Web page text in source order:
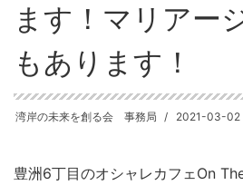
ます！マリアー
もあります！
湾岸の未来を創る会 事務局 2021-03-02
豊洲6丁目のオシャレカフェOn